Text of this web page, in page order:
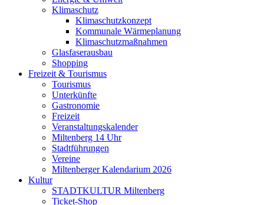
Klimaschutz
Klimaschutzkonzept
Kommunale Wärmeplanung
Klimaschutzmaßnahmen
Glasfaserausbau
Shopping
Freizeit & Tourismus
Tourismus
Unterkünfte
Gastronomie
Freizeit
Veranstaltungskalender
Miltenberg 14 Uhr
Stadtführungen
Vereine
Miltenberger Kalendarium 2026
Kultur
STADTKULTUR Miltenberg
Ticket-Shop